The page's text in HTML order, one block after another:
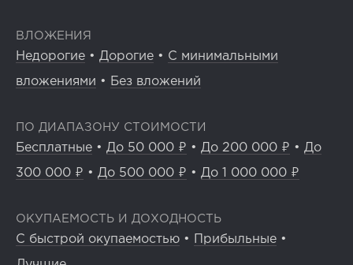
ВЛОЖЕНИЯ
Недорогие • Дорогие • С минимальными
вложениями • Без вложений
ПО ДИАПАЗОНУ СТОИМОСТИ
Бесплатные • До 50 000 ₽ • До 200 000 ₽ • До
300 000 ₽ • До 500 000 ₽ • До 1 000 000 ₽
ОКУПАЕМОСТЬ И ДОХОДНОСТЬ
С быстрой окупаемостью • Прибыльные •